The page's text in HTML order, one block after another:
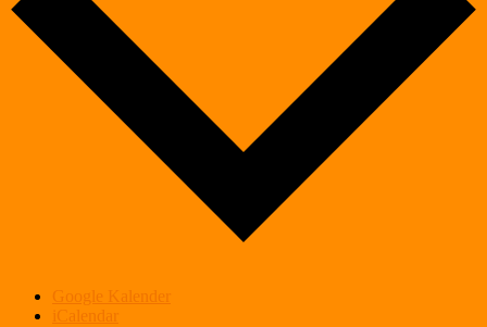
Google Kalender
iCalendar